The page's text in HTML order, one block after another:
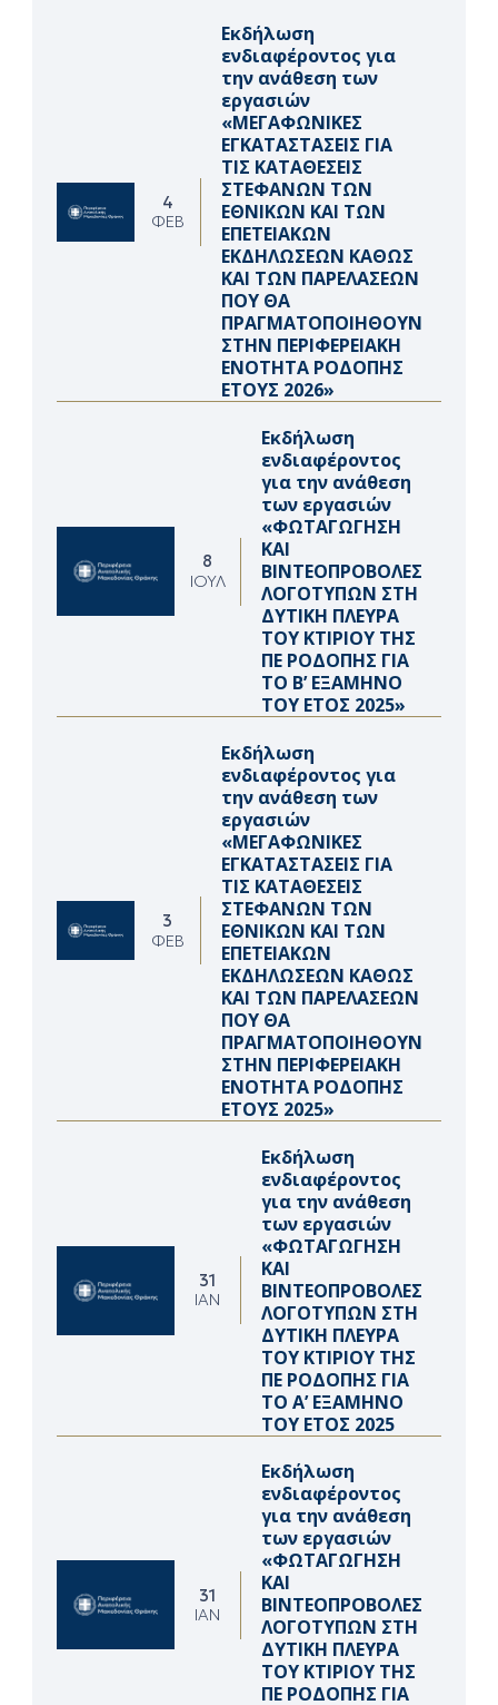
4
ΦΕΒ
Εκδήλωση
ενδιαφέροντος για
την ανάθεση των
εργασιών
«ΜΕΓΑΦΩΝΙΚΕΣ
ΕΓΚΑΤΑΣΤΑΣΕΙΣ ΓΙΑ
ΤΙΣ ΚΑΤΑΘΕΣΕΙΣ
ΣΤΕΦΑΝΩΝ ΤΩΝ
ΕΘΝΙΚΩΝ ΚΑΙ ΤΩΝ
ΕΠΕΤΕΙΑΚΩΝ
ΕΚΔΗΛΩΣΕΩΝ ΚΑΘΩΣ
ΚΑΙ ΤΩΝ ΠΑΡΕΛΑΣΕΩΝ
ΠΟΥ ΘΑ
ΠΡΑΓΜΑΤΟΠΟΙΗΘΟΥΝ
ΣΤΗΝ ΠΕΡΙΦΕΡΕΙΑΚΗ
ΕΝΟΤΗΤΑ ΡΟΔΟΠΗΣ
ΕΤΟΥΣ 2026»
8
ΙΟΎΛ
Εκδήλωση
ενδιαφέροντος
για την ανάθεση
των εργασιών
«ΦΩΤΑΓΩΓΗΣΗ
ΚΑΙ
ΒΙΝΤΕΟΠΡΟΒΟΛΕΣ
ΛΟΓΟΤΥΠΩΝ ΣΤΗ
ΔΥΤΙΚΗ ΠΛΕΥΡΑ
ΤΟΥ ΚΤΙΡΙΟΥ ΤΗΣ
ΠΕ ΡΟΔΟΠΗΣ ΓΙΑ
ΤΟ Β’ ΕΞΑΜΗΝΟ
ΤΟΥ ΕΤΟΣ 2025»
3
ΦΕΒ
Εκδήλωση
ενδιαφέροντος για
την ανάθεση των
εργασιών
«ΜΕΓΑΦΩΝΙΚΕΣ
ΕΓΚΑΤΑΣΤΑΣΕΙΣ ΓΙΑ
ΤΙΣ ΚΑΤΑΘΕΣΕΙΣ
ΣΤΕΦΑΝΩΝ ΤΩΝ
ΕΘΝΙΚΩΝ ΚΑΙ ΤΩΝ
ΕΠΕΤΕΙΑΚΩΝ
ΕΚΔΗΛΩΣΕΩΝ ΚΑΘΩΣ
ΚΑΙ ΤΩΝ ΠΑΡΕΛΑΣΕΩΝ
ΠΟΥ ΘΑ
ΠΡΑΓΜΑΤΟΠΟΙΗΘΟΥΝ
ΣΤΗΝ ΠΕΡΙΦΕΡΕΙΑΚΗ
ΕΝΟΤΗΤΑ ΡΟΔΟΠΗΣ
ΕΤΟΥΣ 2025»
31
ΙΑΝ
Εκδήλωση
ενδιαφέροντος
για την ανάθεση
των εργασιών
«ΦΩΤΑΓΩΓΗΣΗ
ΚΑΙ
ΒΙΝΤΕΟΠΡΟΒΟΛΕΣ
ΛΟΓΟΤΥΠΩΝ ΣΤΗ
ΔΥΤΙΚΗ ΠΛΕΥΡΑ
ΤΟΥ ΚΤΙΡΙΟΥ ΤΗΣ
ΠΕ ΡΟΔΟΠΗΣ ΓΙΑ
ΤΟ Α’ ΕΞΑΜΗΝΟ
ΤΟΥ ΕΤΟΣ 2025
31
ΙΑΝ
Εκδήλωση
ενδιαφέροντος
για την ανάθεση
των εργασιών
«ΦΩΤΑΓΩΓΗΣΗ
ΚΑΙ
ΒΙΝΤΕΟΠΡΟΒΟΛΕΣ
ΛΟΓΟΤΥΠΩΝ ΣΤΗ
ΔΥΤΙΚΗ ΠΛΕΥΡΑ
ΤΟΥ ΚΤΙΡΙΟΥ ΤΗΣ
ΠΕ ΡΟΔΟΠΗΣ ΓΙΑ